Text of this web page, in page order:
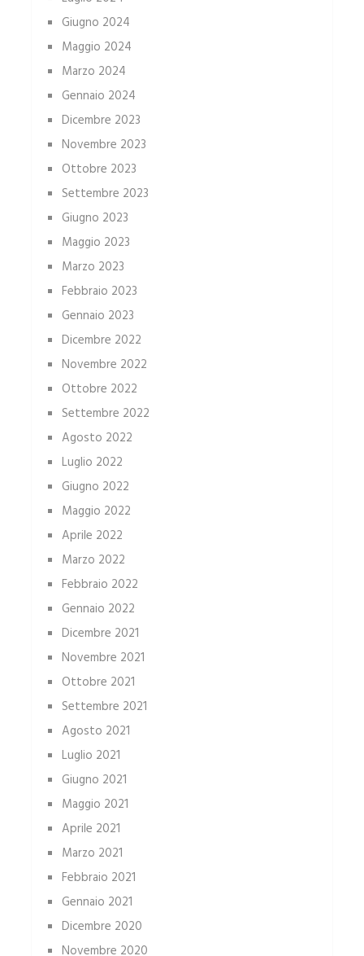
Giugno 2024
Maggio 2024
Marzo 2024
Gennaio 2024
Dicembre 2023
Novembre 2023
Ottobre 2023
Settembre 2023
Giugno 2023
Maggio 2023
Marzo 2023
Febbraio 2023
Gennaio 2023
Dicembre 2022
Novembre 2022
Ottobre 2022
Settembre 2022
Agosto 2022
Luglio 2022
Giugno 2022
Maggio 2022
Aprile 2022
Marzo 2022
Febbraio 2022
Gennaio 2022
Dicembre 2021
Novembre 2021
Ottobre 2021
Settembre 2021
Agosto 2021
Luglio 2021
Giugno 2021
Maggio 2021
Aprile 2021
Marzo 2021
Febbraio 2021
Gennaio 2021
Dicembre 2020
Novembre 2020